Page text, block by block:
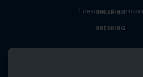
BREAKING
1 сезона · 8 епизоди
BREAKING